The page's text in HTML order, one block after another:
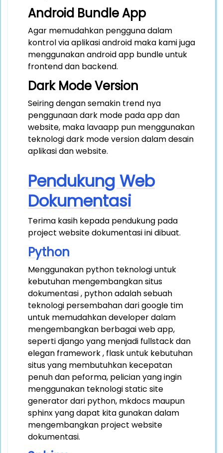
Android Bundle App
Agar memudahkan pengguna dalam
kontrol via aplikasi android maka kami juga
menggunakan android app bundle untuk
frontend dan backend.
Dark Mode Version
Seiring dengan semakin trend nya
penggunaan dark mode pada app dan
website, maka lavaapp pun menggunakan
teknologi dark mode version dalam desain
aplikasi dan website.
Pendukung Web
Dokumentasi
Terima kasih kepada pendukung pada
project website dokumentasi ini dibuat.
Python
Menggunakan python teknologi untuk
kebutuhan mengembangkan situs
dokumentasi , python adalah sebuah
teknologi persembahan dari google tim
untuk memudahkan developer dalam
mengembangkan berbagai web app,
seperti django yang menjadi fullstack dan
elegan framework , flask untuk kebutuhan
situs yang membutuhkan kecepatan
penuh dan peforma, pelician yang ingin
menggunakan teknologi static site
generator dari python, mkdocs maupun
sphinx yang dapat kita gunakan dalam
mengembangkan project website
dokumentasi.